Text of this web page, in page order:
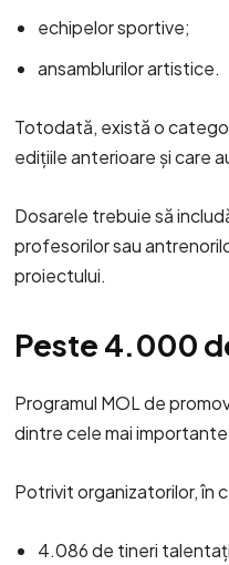
echipelor sportive;
ansamblurilor artistice.
Totodată, există o
edițiile anterioare și care
Dosarele trebuie să
profesorilor sau
proiectului.
Peste 4.000
Programul MOL de
dintre cele mai
Potrivit organizatorilor, în
4.086 de tineri